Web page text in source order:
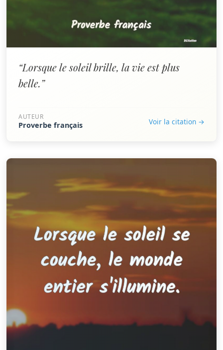
“Lorsque le soleil brille, la vie est plus
belle.”
AUTEUR
Proverbe français Voir la citation →